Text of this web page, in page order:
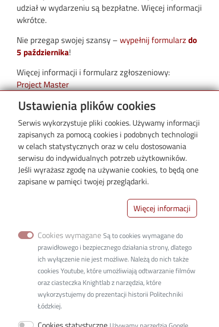
Ustawienia plików cookies
Serwis wykorzystuje pliki cookies. Używamy informacji
zapisanych za pomocą cookies i podobnych technologii
w celach statystycznych oraz w celu dostosowania
serwisu do indywidualnych potrzeb użytkowników.
Jeśli wyrażasz zgodę na używanie cookies, to będą one
zapisane w pamięci twojej przeglądarki.
Więcej informacji
Cookies wymagane Są to cookies wymagane do
prawidłowego i bezpiecznego działania strony, dlatego
ich wyłączenie nie jest możliwe. Należą do nich także
cookies Youtube, które umożliwiają odtwarzanie filmów
oraz ciasteczka Knightlab z narzędzia, które
wykorzystujemy do prezentacji historii Politechniki
Łódzkiej.
udział w wydarzeniu są bezpłatne. Więcej informacji
wkrótce.
Nie przegap swojej szansy –wypełnij formularzdo
5 października!
Więcej informacji i formularz zgłoszeniowy:
Project Master
PM Edukacja
Przydatne linki
Deklaracja dostępności cyfrowej
Facebook
Linkedin
Napisz do nas maila